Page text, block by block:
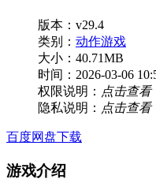
版本：v29.4
类别： 动作游戏
大小：40.71MB
时间：2026-03-06
权限说明： 点击查看
隐私说明： 点击查看
百度网盘下载
游戏介绍